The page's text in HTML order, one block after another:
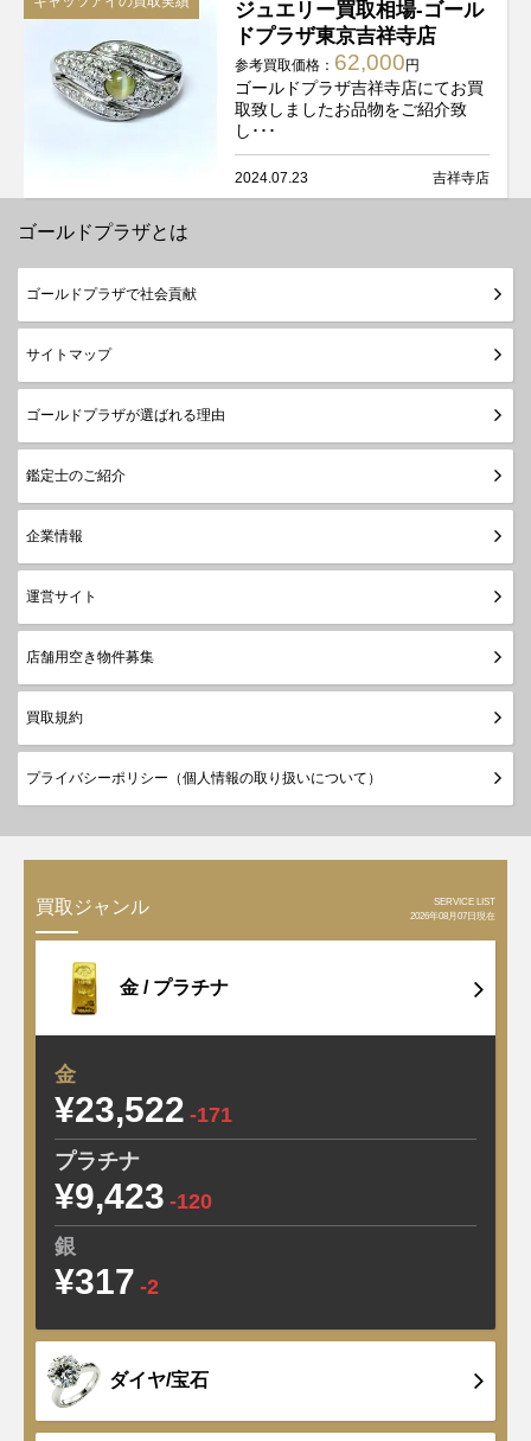
ジュエリー買取相場-ゴール
ドプラザ東京吉祥寺店
参考買取価格： 62,000 円
ゴールドプラザ吉祥寺店にてお買
取致しましたお品物をご紹介致
し･･･
2024.07.23 吉祥寺店
ゴールドプラザとは
ゴールドプラザで社会貢献
サイトマップ
ゴールドプラザが選ばれる理由
鑑定士のご紹介
企業情報
運営サイト
店舗用空き物件募集
買取規約
プライバシーポリシー（個人情報の取り扱いについて）
買取ジャンル
SERVICE LIST
2026年08月07日現在
金 / プラチナ
金
¥23,522 -171
プラチナ
¥9,423 -120
銀
¥317 -2
ダイヤ/宝石